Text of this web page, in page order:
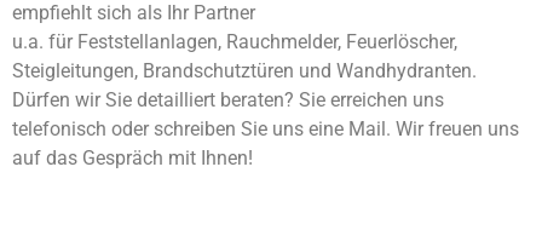
empfiehlt sich als Ihr Partner
u.a. für Feststellanlagen, Rauchmelder, Feuerlöscher,
Steigleitungen, Brandschutztüren und Wandhydranten.
Dürfen wir Sie detailliert beraten? Sie erreichen uns
telefonisch oder schreiben Sie uns eine Mail. Wir freuen uns
auf das Gespräch mit Ihnen!